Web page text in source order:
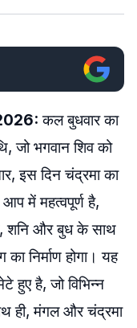
कल बुधवार का
जो भगवान शिव को
इस दिन चंद्रमा का
आप में महत्वपूर्ण है,
शनि और बुध के साथ
निर्माण होगा। यह
हुए है, जो विभिन्न
ही, मंगल और चंद्रमा